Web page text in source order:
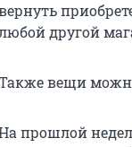
другой
вещи можно
прошлой